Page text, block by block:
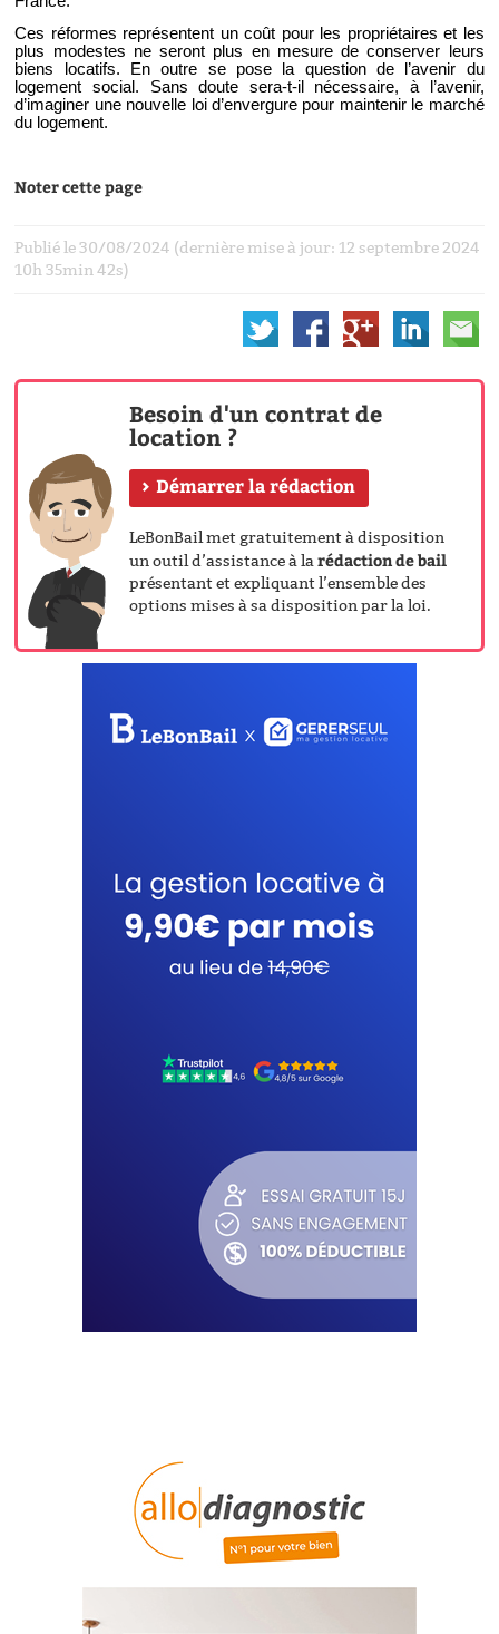
Ces réformes représentent un coût pour les propriétaires et les
plus modestes ne seront plus en mesure de conserver leurs
biens locatifs. En outre se pose la question de l’avenir du
logement social. Sans doute sera-t-il nécessaire, à l’avenir,
d’imaginer une nouvelle loi d’envergure pour maintenir le marché
du logement.
Noter cette page
Publié le 30/08/2024 (dernière mise à jour: 12 septembre 2024
10h 35min 42s)
Besoin d'un contrat de
location ?
Démarrer la rédaction
LeBonBail met gratuitement à disposition
un outil d’assistance à larédaction de bail
présentant et expliquant l’ensemble des
options mises à sa disposition par la loi.